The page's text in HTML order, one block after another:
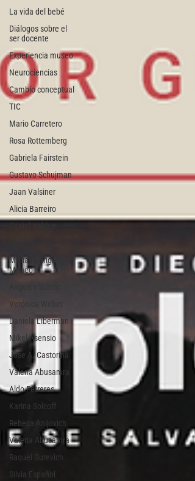
La vida del bebé
Diálogos sobre el
ser docente
Experiencia museo
Neurociencias
Cambio conceptual
TIC
Mario Carretero
Rosa Rottemberg
Gabriela Fairstein
Gustavo Schujman
Jaan Valsiner
Alicia Barreiro
María Rodriguez
Moneo
Verónica Weber
Daniela Liberman
Mikel Asensio
Jose A. Castorina
Valeria Abusamra
Aldo Ferreres
Karina Solcoff
Rebeca Anijovich
Valeria Abusamra
Raquel Gurevich
Silvia Español